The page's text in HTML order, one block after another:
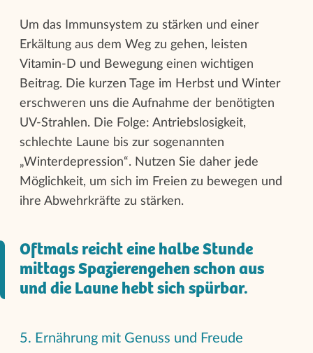
Um das Immunsystem zu stärken und einer
Erkältung aus dem Weg zu gehen, leisten
Vitamin-D und Bewegung einen wichtigen
Beitrag. Die kurzen Tage im Herbst und Winter
erschweren uns die Aufnahme der benötigten
UV-Strahlen. Die Folge: Antriebslosigkeit,
schlechte Laune bis zur sogenannten
„Winterdepression“. Nutzen Sie daher jede
Möglichkeit, um sich im Freien zu bewegen und
ihre Abwehrkräfte zu stärken.
Oftmals reicht eine halbe Stunde
mittags Spazierengehen schon aus
und die Laune hebt sich spürbar.
5. Ernährung mit Genuss und Freude